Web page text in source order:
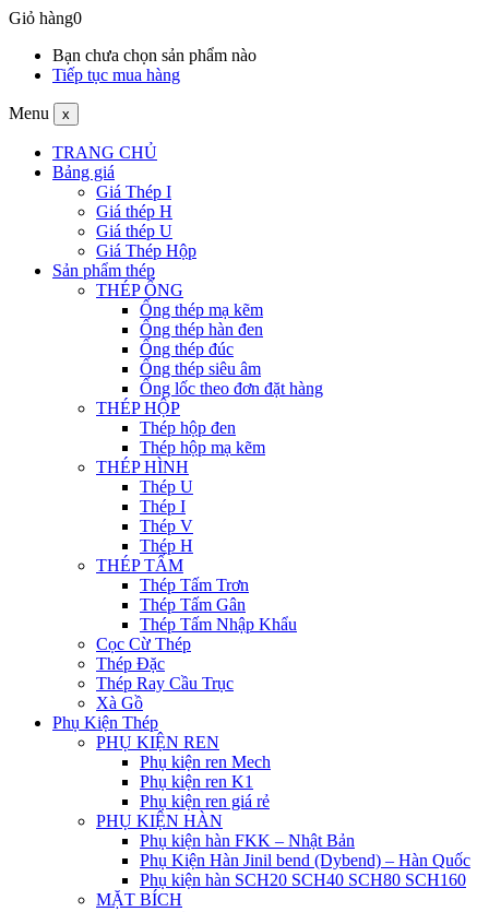
Giỏ hàng0
Bạn chưa chọn sản phẩm nào
Tiếp tục mua hàng
Menu x
TRANG CHỦ
Bảng giá
Giá Thép I
Giá thép H
Giá thép U
Giá Thép Hộp
Sản phẩm thép
THÉP ỐNG
Ống thép mạ kẽm
Ống thép hàn đen
Ống thép đúc
Ống thép siêu âm
Ống lốc theo đơn đặt hàng
THÉP HỘP
Thép hộp đen
Thép hộp mạ kẽm
THÉP HÌNH
Thép U
Thép I
Thép V
Thép H
THÉP TẤM
Thép Tấm Trơn
Thép Tấm Gân
Thép Tấm Nhập Khẩu
Cọc Cừ Thép
Thép Đặc
Thép Ray Cầu Trục
Xà Gồ
Phụ Kiện Thép
PHỤ KIỆN REN
Phụ kiện ren Mech
Phụ kiện ren K1
Phụ kiện ren giá rẻ
PHỤ KIỆN HÀN
Phụ kiện hàn FKK – Nhật Bản
Phụ Kiện Hàn Jinil bend (Dybend) – Hàn Quốc
Phụ kiện hàn SCH20 SCH40 SCH80 SCH160
MẶT BÍCH